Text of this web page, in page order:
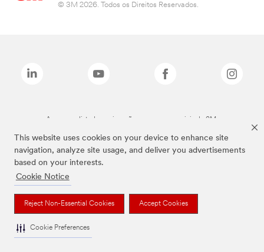
This website uses cookies on your device to enhance site
navigation, analyze site usage, and deliver you advertisements
based on your interests.
Cookie Notice
Reject Non-Essential Cookies Accept Cookies
Cookie Preferences
© 3M 2026. Todos os Direitos Reservados.
As marcas listadas a cima são marcas comerciais da 3M.